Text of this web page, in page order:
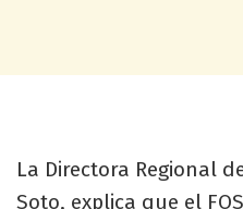
La Directora Regional
Soto, explica que el